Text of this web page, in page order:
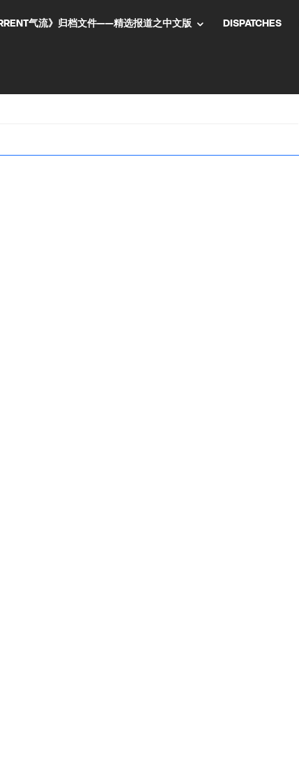
气流》归档文件——精选报道之中文版 DISPATCHES